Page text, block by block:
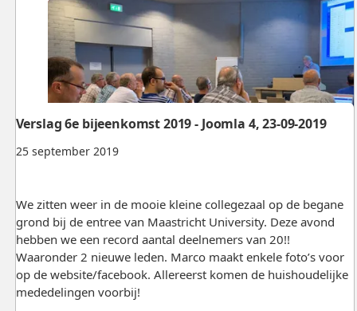
25 september 2019
Verslag 6e bijeenkomst 2019 - Joomla 4, 23-09-2019
We zitten weer in de mooie kleine collegezaal op de begane
grond bij de entree van Maastricht University. Deze avond
hebben we een record aantal deelnemers van 20!!
Waaronder 2 nieuwe leden. Marco maakt enkele foto’s voor
op de website/facebook. Allereerst komen de huishoudelijke
mededelingen voorbij!